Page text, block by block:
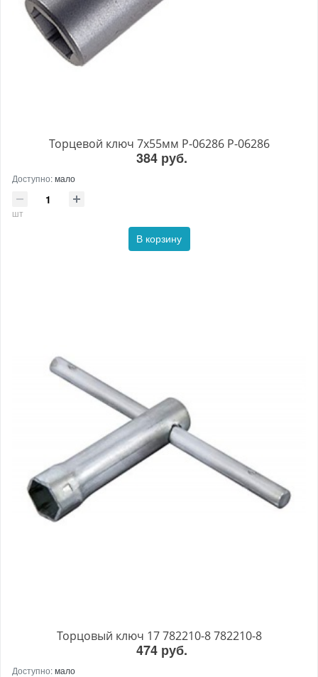
Торцевой ключ 7х55мм P-06286 P-06286
384 руб.
Доступно:мало
шт
В корзину
Торцовый ключ 17 782210-8 782210-8
474 руб.
Доступно:мало